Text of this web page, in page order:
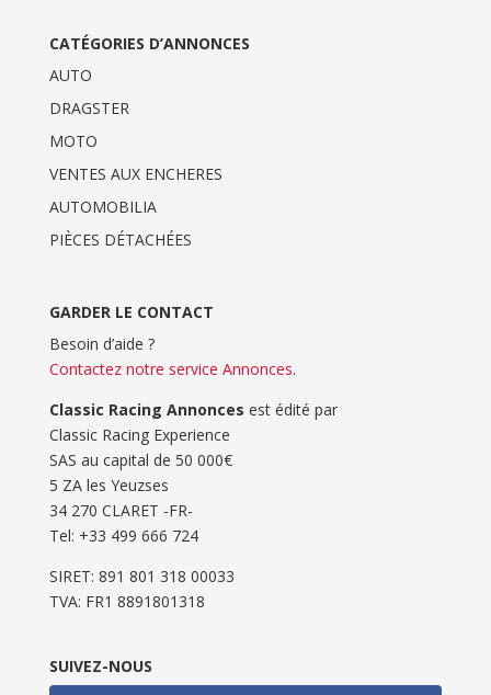
CATÉGORIES D’ANNONCES
AUTO
DRAGSTER
MOTO
VENTES AUX ENCHERES
AUTOMOBILIA
PIÈCES DÉTACHÉES
GARDER LE CONTACT
Besoin d’aide ?
Contactez notre service Annonces.
Classic Racing Annonces est édité par
Classic Racing Experience
SAS au capital de 50 000€
5 ZA les Yeuzses
34 270 CLARET -FR-
Tel: ‭+33 499 666 724‬
SIRET: 891 801 318 00033
TVA: FR1 8891801318
SUIVEZ-NOUS